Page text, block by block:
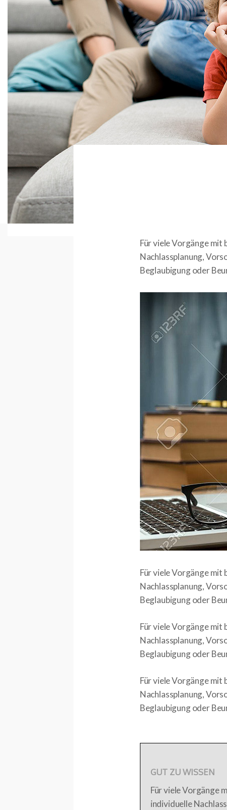
Für viele Vorgänge mit
Nachlassplanung,
Beglaubigung oder
Für viele Vorgänge mit
Nachlassplanung,
Beglaubigung oder
Für viele Vorgänge mit
Nachlassplanung,
Beglaubigung oder
Für viele Vorgänge mit
Nachlassplanung,
Beglaubigung oder
GUT ZU WISSEN
Für viele Vorgänge
individuelle